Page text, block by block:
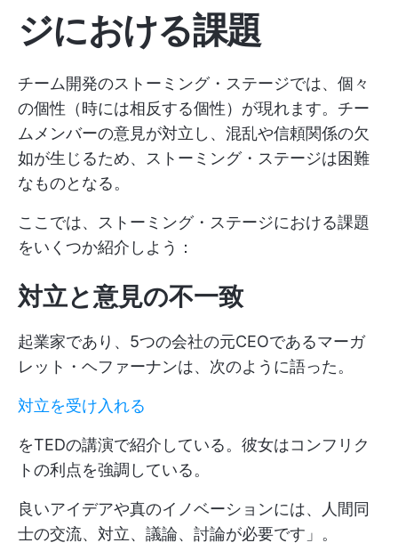
ジにおける課題
チーム開発のストーミング・ステージでは、個々
の個性（時には相反する個性）が現れます。チー
ムメンバーの意見が対立し、混乱や信頼関係の欠
如が生じるため、ストーミング・ステージは困難
なものとなる。
ここでは、ストーミング・ステージにおける課題
をいくつか紹介しよう：
対立と意見の不一致
起業家であり、5つの会社の元CEOであるマーガ
レット・ヘファーナンは、次のように語った。
対立を受け入れる
をTEDの講演で紹介している。彼女はコンフリク
トの利点を強調している。
良いアイデアや真のイノベーションには、人間同
士の交流、対立、議論、討論が必要です」。